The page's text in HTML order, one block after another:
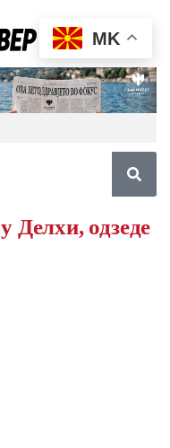
Делхи, одзеде
MK